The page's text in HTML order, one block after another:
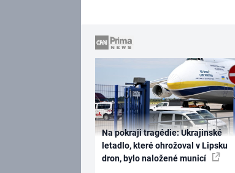
Na pokraji tragédie: Ukrajinské
letadlo, které ohrožoval v Lipsku
dron, bylo naložené municí